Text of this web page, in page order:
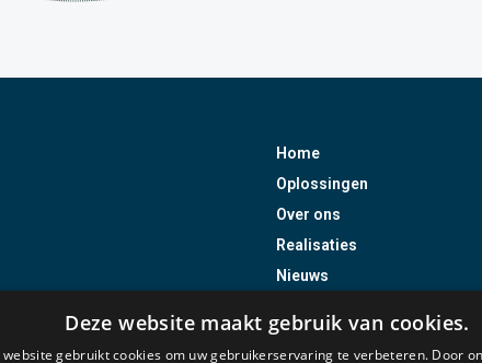
Home
Oplossingen
Over ons
Realisaties
Nieuws
Contact
Deze website maakt gebruik van cookies.
website gebruikt cookies om uw gebruikerservaring te verbeteren. Door